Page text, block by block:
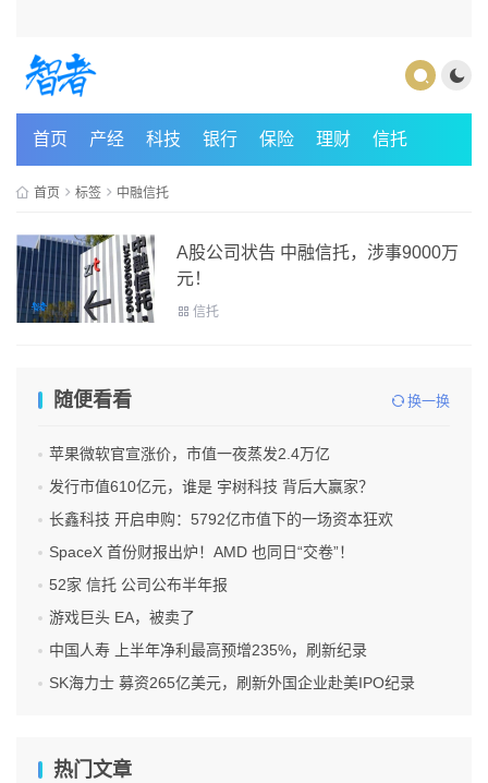
首页 产经 科技 银行 保险 理财 信托
首页 标签 中融信托
A股公司状告 中融信托，涉事9000万
元！
信托
随便看看 换一换
苹果微软官宣涨价，市值一夜蒸发2.4万亿
发行市值610亿元，谁是 宇树科技 背后大赢家？
长鑫科技 开启申购：5792亿市值下的一场资本狂欢
SpaceX 首份财报出炉！AMD 也同日“交卷”！
52家 信托 公司公布半年报
游戏巨头 EA，被卖了
中国人寿 上半年净利最高预增235%，刷新纪录
SK海力士 募资265亿美元，刷新外国企业赴美IPO纪录
热门文章